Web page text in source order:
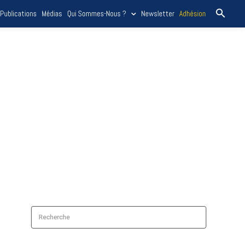
Publications Médias Qui Sommes-Nous ? Newsletter Adhésion
Recherche